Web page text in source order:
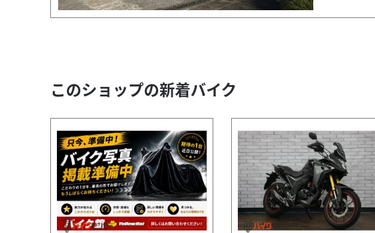
このショップの新着バイク